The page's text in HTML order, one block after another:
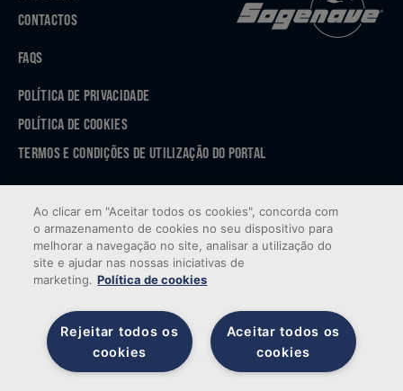
CONTACTOS
FAQS
POLÍTICA DE PRIVACIDADE
POLÍTICA DE COOKIES
TERMOS E CONDIÇÕES DE UTILIZAÇÃO DO PORTAL
APP STORE
GOOGLE PLAY
© 2026 Sogenave — Todos os direitos reservados. Desenvolvido porBrandability
Ao clicar em "Aceitar todos os cookies", concorda com
o armazenamento de cookies no seu dispositivo para
melhorar a navegação no site, analisar a utilização do
site e ajudar nas nossas iniciativas de
marketing. Política de cookies
Aceitar todos os
cookies
Rejeitar todos os
cookies